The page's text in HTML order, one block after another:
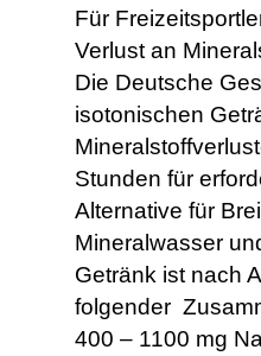
Für
Verlust an
Die Deutsche
isotonischen
Stunden für
Alternative für
Mineralwasser
Getränk ist nach
folgender
400 – 1100 mg